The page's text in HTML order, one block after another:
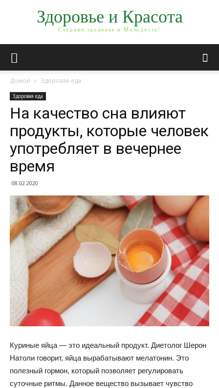
Здоровье и Красота
Сохрани здоровье и Молодость!
Домой Здоровая еда
Здоровая еда
На качество сна влияют
продукты, которые человек
употребляет в вечернее
время
08.02.2020
Куриные яйца — это идеальный продукт. Диетолог Шерон
Натоли говорит, яйца вырабатывают мелатонин. Это
полезный гормон, который позволяет регулировать
суточные ритмы. Данное вещество вызывает чувство